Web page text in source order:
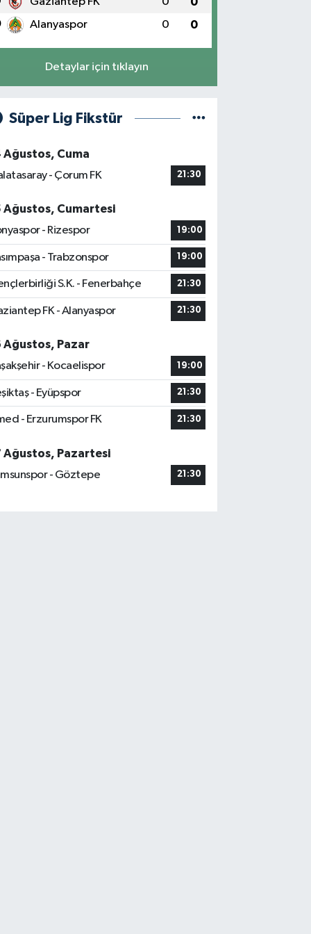
Alanyaspor 0 0
Detaylar için tıklayın
Süper Lig Fikstür
Ağustos, Cuma
- Çorum FK
21:30
Ağustos, Cumartesi
- Rizespor
19:00
- Trabzonspor 19:00
S.K. - Fenerbahçe 21:30
FK - Alanyaspor 21:30
Ağustos, Pazar
- Kocaelispor
19:00
- Eyüpspor 21:30
- Erzurumspor FK 21:30
Ağustos, Pazartesi
- Göztepe
21:30